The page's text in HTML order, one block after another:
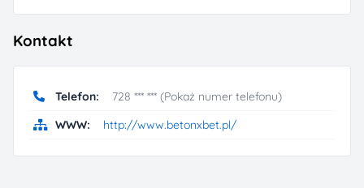
Kontakt
Telefon:
728 *** *** (Pokaż numer telefonu)
WWW:
http://www.betonxbet.pl/